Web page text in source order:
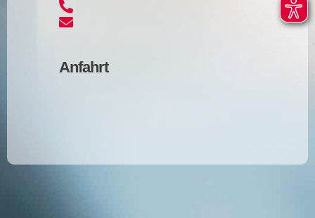
Anfahrt